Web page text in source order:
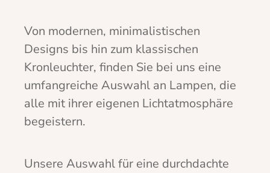
Von modernen, minimalistischen
Designs bis hin zum klassischen
Kronleuchter, finden Sie bei uns eine
umfangreiche Auswahl an Lampen, die
alle mit ihrer eigenen Lichtatmosphäre
begeistern.
Unsere Auswahl für eine durchdachte